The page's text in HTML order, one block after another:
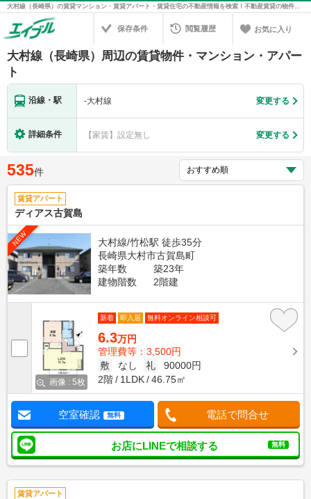
大村線（長崎県）の賃貸マンション・賃貸アパート・賃貸住宅の不動産情報を検索！不動産賃貸の物件探しは、お部屋探しのエイブル
保存条件 閲覧履歴 お気に入り
大村線（長崎県）周辺の賃貸物件・マンション・アパー
ト
沿線・駅 -大村線 変更する
詳細条件 【家賃】設定無し 変更する
535件
賃貸アパート
ディアス古賀島
NEW
大村線/竹松駅 徒歩35分
長崎県大村市古賀島町
築年数
築23年
建物階数
2階建
画像 : 5枚
新着 即入居 無料オンライン相談可
6.3万円
管理費等：3,500円
敷
なし 礼
90000円
2階
1LDK 46.75㎡
空室確認 無料 電話で問合せ
お店にLINEで相談する 無料
賃貸アパート